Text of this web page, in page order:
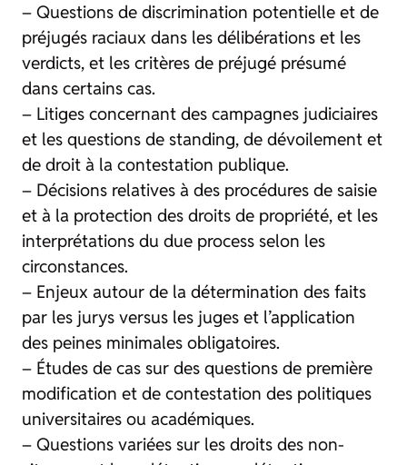
– Questions de discrimination potentielle et de
préjugés raciaux dans les délibérations et les
verdicts, et les critères de préjugé présumé
dans certains cas.
– Litiges concernant des campagnes judiciaires
et les questions de standing, de dévoilement et
de droit à la contestation publique.
– Décisions relatives à des procédures de saisie
et à la protection des droits de propriété, et les
interprétations du due process selon les
circonstances.
– Enjeux autour de la détermination des faits
par les jurys versus les juges et l’application
des peines minimales obligatoires.
– Études de cas sur des questions de première
modification et de contestation des politiques
universitaires ou académiques.
– Questions variées sur les droits des non-